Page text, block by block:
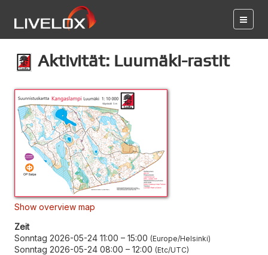
Aktivität: Luumäki-rastit
Show overview map
Zeit
Sonntag 2026-05-24 11:00 – 15:00 Europe/Helsinki
Sonntag 2026-05-24 08:00 – 12:00 Etc/UTC